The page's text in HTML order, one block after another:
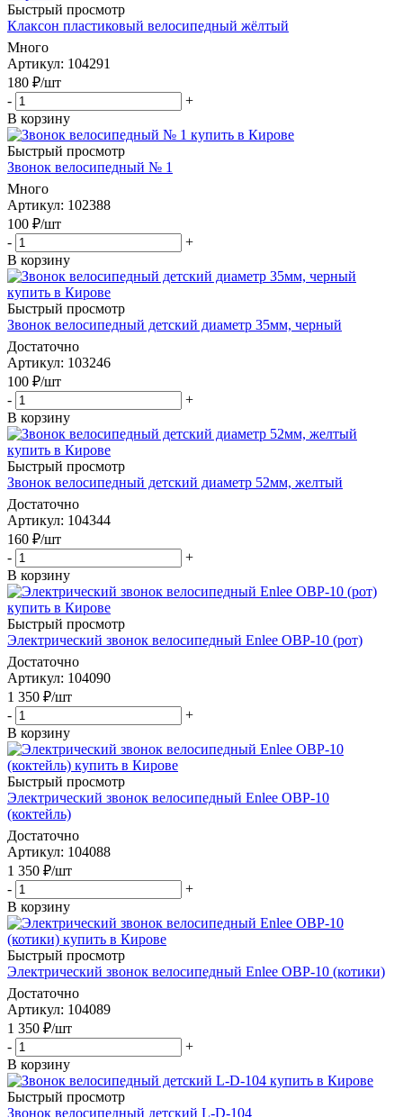
Быстрый просмотр
Клаксон пластиковый велосипедный жёлтый
Много
Артикул: 104291
180 ₽/шт
-
+
В корзину
Быстрый просмотр
Звонок велосипедный № 1
Много
Артикул: 102388
100 ₽/шт
-
+
В корзину
Быстрый просмотр
Звонок велосипедный детский диаметр 35мм, черный
Достаточно
Артикул: 103246
100 ₽/шт
-
+
В корзину
Быстрый просмотр
Звонок велосипедный детский диаметр 52мм, желтый
Достаточно
Артикул: 104344
160 ₽/шт
-
+
В корзину
Быстрый просмотр
Электрический звонок велосипедный Enlee OBP-10 (рот)
Достаточно
Артикул: 104090
1 350 ₽/шт
-
+
В корзину
Быстрый просмотр
Электрический звонок велосипедный Enlee OBP-10
(коктейль)
Достаточно
Артикул: 104088
1 350 ₽/шт
-
+
В корзину
Быстрый просмотр
Электрический звонок велосипедный Enlee OBP-10 (котики)
Достаточно
Артикул: 104089
1 350 ₽/шт
-
+
В корзину
Быстрый просмотр
Звонок велосипедный детский L-D-104